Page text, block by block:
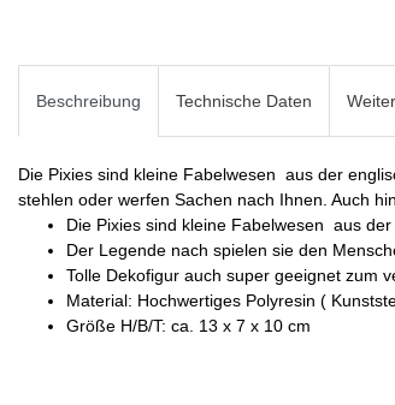
Beschreibung Technische Daten
Die Pixies sind kleine Fabelwesen aus der
stehlen oder werfen Sachen nach Ihnen. Auch
Die Pixies sind kleine Fabelwesen aus der
Der Legende nach spielen sie den
Tolle Dekofigur auch super geeignet zum
Material: Hochwertiges Polyresin (
Größe H/B/T: ca. 13 x 7 x 10 cm